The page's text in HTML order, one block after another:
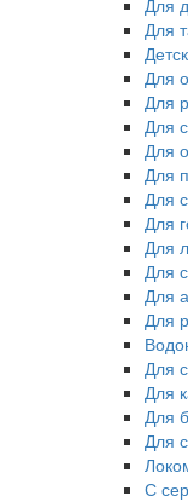
Для
Для
Для
Для
Для
Для
Для
Для
Для
Для
Для
Для
Для
Для
Для
Для
С